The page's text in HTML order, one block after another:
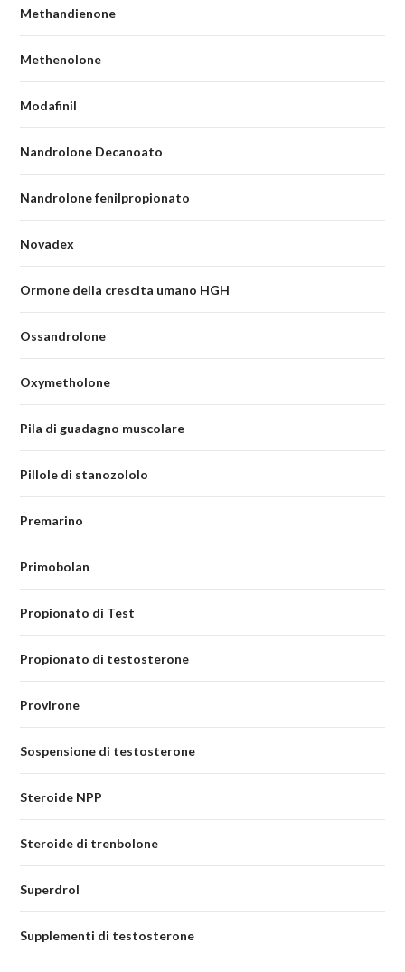
Methandienone
Methenolone
Modafinil
Nandrolone Decanoato
Nandrolone fenilpropionato
Novadex
Ormone della crescita umano HGH
Ossandrolone
Oxymetholone
Pila di guadagno muscolare
Pillole di stanozololo
Premarino
Primobolan
Propionato di Test
Propionato di testosterone
Provirone
Sospensione di testosterone
Steroide NPP
Steroide di trenbolone
Superdrol
Supplementi di testosterone